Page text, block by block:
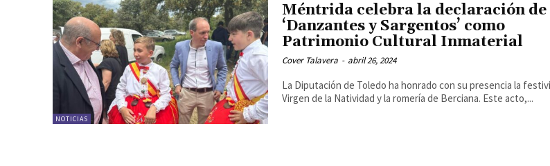
NOTICIAS
Méntrida celebra la declaración de
‘Danzantes y Sargentos’ como
Patrimonio Cultural Inmaterial
Cover Talavera - abril 26, 2024
La Diputación de Toledo ha honrado con su presencia la
Virgen de la Natividad y la romería de Berciana. Este acto,...